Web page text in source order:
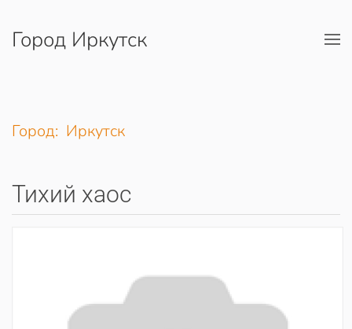
Перейти к содержимому
Город Иркутск
Город: Иркутск
Тихий хаос